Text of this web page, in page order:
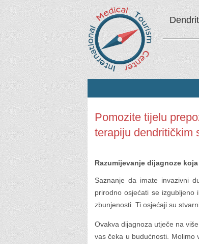
Pomozite tijelu
terapiju dendritičkim
Razumijevanje dijagnoze
Saznanje da imate invazivni
prirodno osjećati se
zbunjenosti. Ti osjećaji su
Ovakva dijagnoza utječe na
vas čeka u budućnosti. Molimo